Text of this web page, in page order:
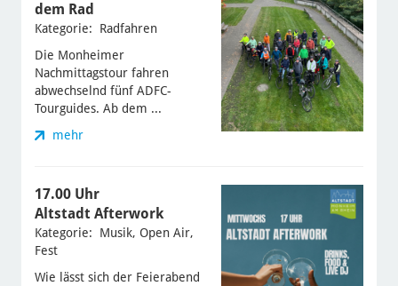
dem Rad
Kategorie: Radfahren
Die Monheimer
Nachmittagstour fahren
abwechselnd fünf ADFC-
Tourguides. Ab dem ...
mehr
17.00 Uhr
Altstadt Afterwork
Kategorie: Musik, Open Air,
Fest
Wie lässt sich der Feierabend